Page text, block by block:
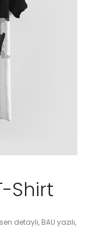
Shirt
detaylı, BAU yazılı,